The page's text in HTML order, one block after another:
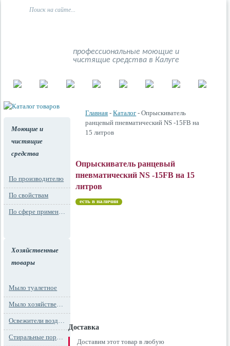
профессиональные моющие и
чистящие средства в Калуге
Моющие и
чистящие
средства
По производителю
По свойствам
По сфере применения
Хозяйственные
товары
Мыло туалетное
Мыло хозяйственное
Освежители воздуха
Стиральные порошки
Главная -Каталог - Опрыскиватель
ранцевый пневматический NS -15FB на
15 литров
Опрыскиватель ранцевый
пневматический NS -15FB на 15
литров
есть в наличии
Доставка
Доставим этот товар в любую